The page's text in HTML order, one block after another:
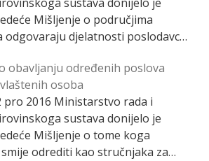
Mišljenje o područjima
djelatnosti poslodavca,
43/15., 72/15. […]
obavljanju određenih poslova
osoba
pro 2016 Ministarstvo rada i
sustava donijelo je
Mišljenje o tome koga
odrediti kao stručnjaka za